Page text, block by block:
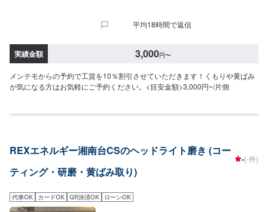
平均18時間で返信
実績金額 3,000円〜
メンテモからの予約で工賃を10％割引させていただきます！くもりや黄ばみ
が気になる方はお気軽にご予約ください。<目安金額>3,000円~/片側
REXエネルギー湘南台CSのヘッドライト磨き (コー
ティング・研磨・黄ばみ取り)
-(-件)
代車OK カードOK QR決済OK ローンOK